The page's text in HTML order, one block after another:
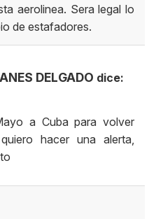
aerolinea. Sera legal lo
de estafadores.
DELGADO dice:
a Cuba para volver
hacer una alerta,